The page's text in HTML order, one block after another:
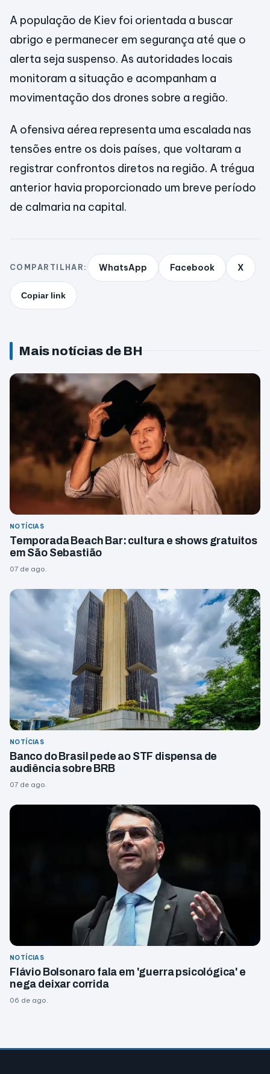
A população de Kiev foi orientada a buscar
abrigo e permanecer em segurança até que o
alerta seja suspenso. As autoridades locais
monitoram a situação e acompanham a
movimentação dos drones sobre a região.
A ofensiva aérea representa uma escalada nas
tensões entre os dois países, que voltaram a
registrar confrontos diretos na região. A trégua
anterior havia proporcionado um breve período
de calmaria na capital.
COMPARTILHAR: WhatsApp Facebook X
Copiar link
Mais notícias de BH
NOTÍCIAS
Temporada Beach Bar: cultura e shows gratuitos
em São Sebastião
07 de ago.
NOTÍCIAS
Banco do Brasil pede ao STF dispensa de
audiência sobre BRB
07 de ago.
NOTÍCIAS
Flávio Bolsonaro fala em 'guerra psicológica' e
nega deixar corrida
06 de ago.